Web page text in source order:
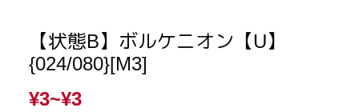
【状態B】ボルケニオン【U】
{024/080}[M3]
¥3~¥3